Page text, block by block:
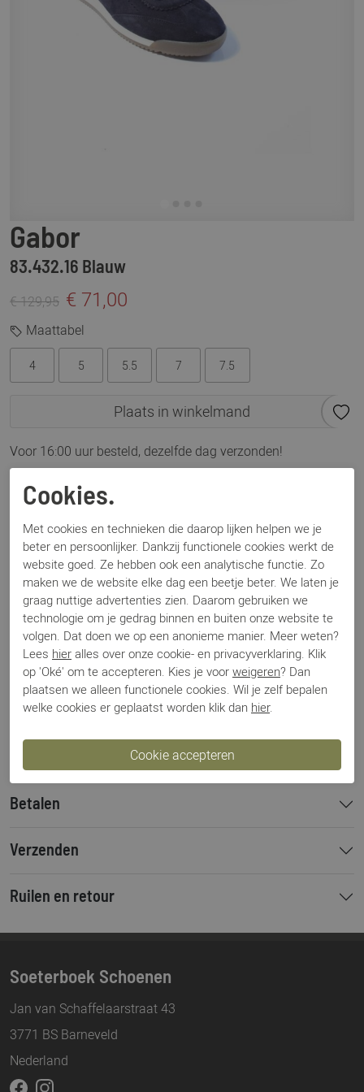
Gabor
83.432.16 Blauw
€ 129,95 € 71,00
Maattabel
4 5 5.5 7 7.5
Plaats in winkelmand
Voor 16:00 uur besteld, dezelfde dag verzonden!
Omschrijving
Specificaties
Merk
Gabor
Artikelnummer
83.432.16
Breedtemaat
G
Los voetbed
Ja
Categorie
Sneakers
Kleur
Blauw
Bestelcode
000003610
Betalen
Verzenden
Ruilen en retour
Soeterboek Schoenen
Jan van Schaffelaarstraat 43
3771 BS Barneveld
Nederland
Cookies.
Met cookies en technieken die daarop lijken helpen we je
beter en persoonlijker. Dankzij functionele cookies werkt de
website goed. Ze hebben ook een analytische functie. Zo
maken we de website elke dag een beetje beter. We laten je
graag nuttige advertenties zien. Daarom gebruiken we
technologie om je gedrag binnen en buiten onze website te
volgen. Dat doen we op een anonieme manier. Meer weten?
Lees hier alles over onze cookie- en privacyverklaring. Klik
op 'Oké' om te accepteren. Kies je voor weigeren? Dan
plaatsen we alleen functionele cookies. Wil je zelf bepalen
welke cookies er geplaatst worden klik dan hier.